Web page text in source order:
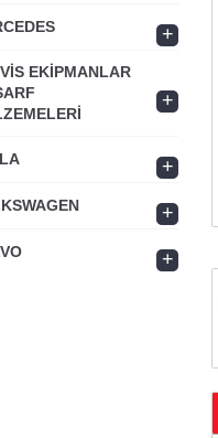
+
EKİPMANLAR
+
+
+
+